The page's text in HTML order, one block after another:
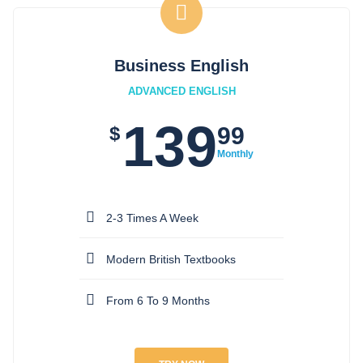
Business English
ADVANCED ENGLISH
$ 13999
Monthly
2-3 Times A Week
Modern British Textbooks
From 6 To 9 Months